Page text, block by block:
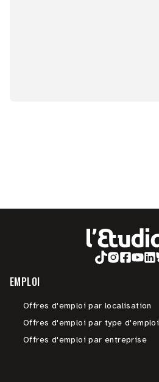
EMPLOI
Offres d'emploi par localisation
Offres d'emploi par type d'emploi
Offres d'emploi par entreprise